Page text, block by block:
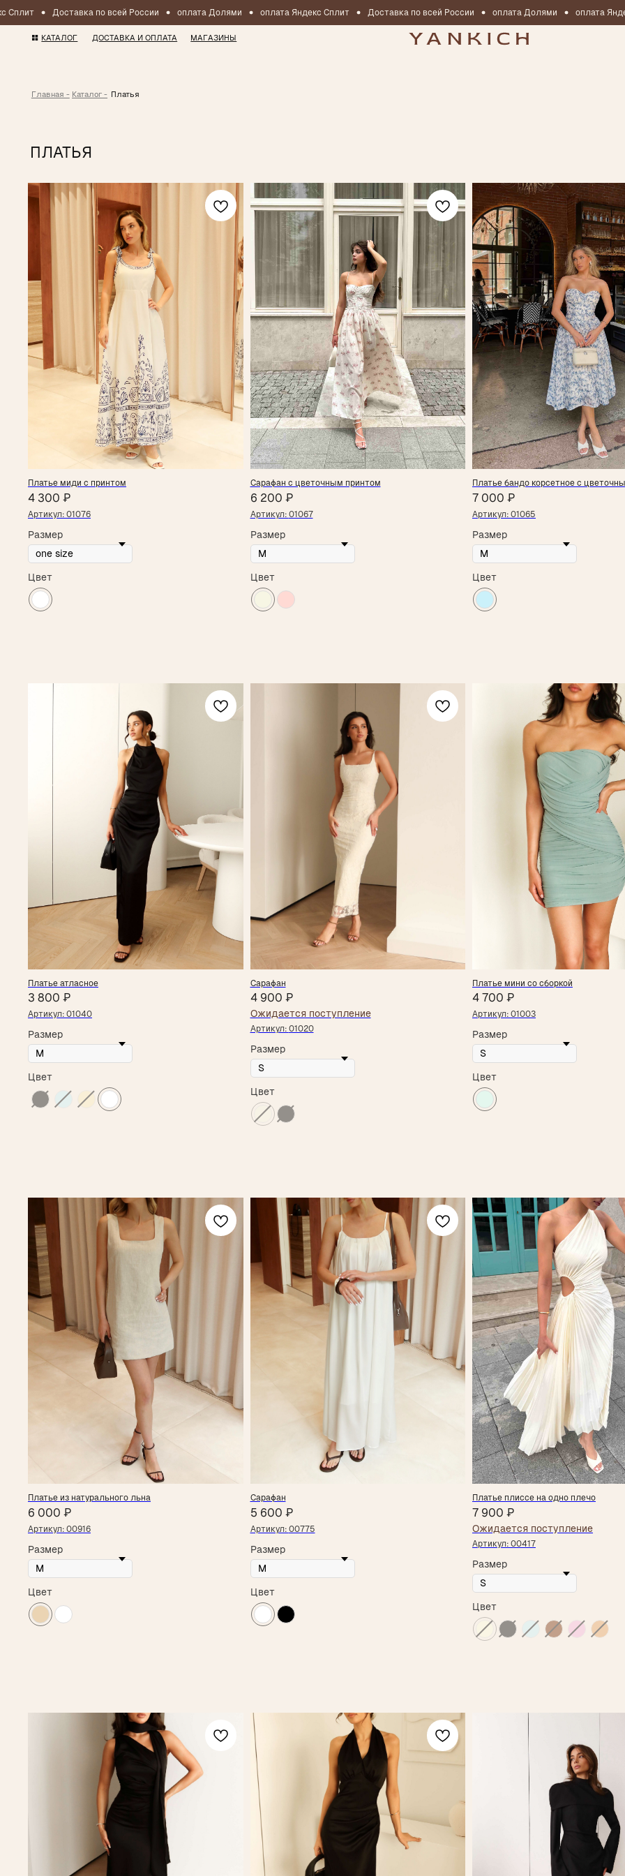
Доставка по всей России оплата Долями оплата Яндекс Сплит Доставка по всей России оплата Долями оплата Яндекс
МАГАЗИНЫ
ДОСТАВКА И ОПЛАТА
КАТАЛОГ
Платье миди с принтом
4 300 ₽
Артикул: 01076
Размер
Цвет
Сарафан с цветочным принтом
6 200 ₽
Артикул: 01067
Размер
Цвет
Платье бандо корсетное с
7 000 ₽
Артикул: 01065
Размер
Цвет
Платье атласное
3 800 ₽
Артикул: 01040
Размер
Цвет
Сарафан
4 900 ₽
Артикул: 01020
Размер
Цвет
Платье мини со сборкой
4 700 ₽
Артикул: 01003
Размер
Цвет
Платье из натурального льна
6 000 ₽
Артикул: 00916
Размер
Цвет
Сарафан
5 600 ₽
Артикул: 00775
Размер
Цвет
Платье плиссе на одно плечо
7 900 ₽
Артикул: 00417
Размер
Цвет